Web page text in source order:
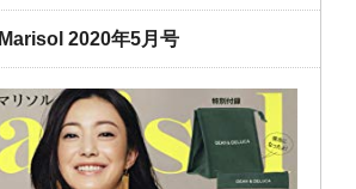
Marisol 2020年5月号